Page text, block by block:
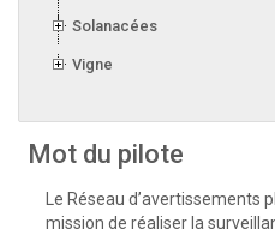
Solanacées
Vigne
Mot du pilote
Le Réseau d’avertissements
mission de réaliser la